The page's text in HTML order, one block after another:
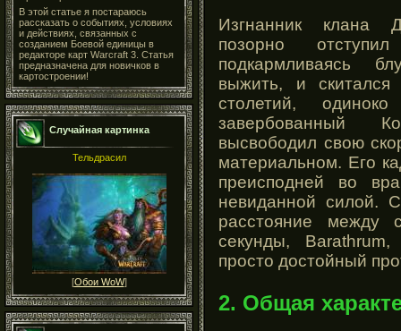
В этой статье я постараюсь
рассказать о событиях, условиях
и действиях, связанных с
созданием Боевой единицы в
редакторе карт Warcraft 3. Статья
предназначена для новичков в
картостроении!
Случайная картинка
Тельдрасил
[Обои WoW]
Изгнанник клана
позорно
подкармливаясь
выжить, и
столетий,
завербованный
высвободил свою
материальном. Его
преисподней во
невиданной силой.
расстояние
секунды,
просто достойный
2. Общая